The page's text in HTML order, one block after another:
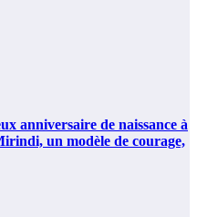
anniversaire de naissance à
un modèle de courage,